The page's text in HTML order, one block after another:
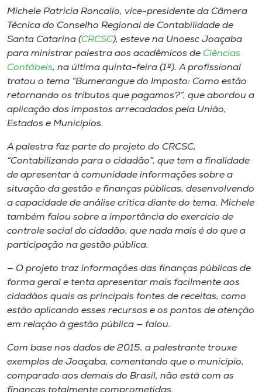
Unoesc
Store
Selecione
A-
Michele Patricia Roncalio, vice-presidente da Câmera
Técnica do Conselho Regional de Contabilidade de
Santa Catarina (CRCSC), esteve na Unoesc Joaçaba
para ministrar palestra aos acadêmicos de Ciências
Contábeis, na última quinta-feira (1º). A profissional
tratou o tema “Bumerangue do Imposto: Como estão
retornando os tributos que pagamos?”, que abordou a
aplicação dos impostos arrecadados pela União,
Estados e Municípios.
A palestra faz parte do projeto do CRCSC,
“Contabilizando para o cidadão”, que tem a finalidade
de apresentar à comunidade informações sobre a
situação da gestão e finanças públicas, desenvolvendo
a capacidade de análise crítica diante do tema. Michele
também falou sobre a importância do exercício de
controle social do cidadão, que nada mais é do que a
participação na gestão pública.
— O projeto traz informações das finanças públicas de
forma geral e tenta apresentar mais facilmente aos
cidadãos quais as principais fontes de receitas, como
estão aplicando esses recursos e os pontos de atenção
em relação à gestão pública — falou.
Com base nos dados de 2015, a palestrante trouxe
exemplos de Joaçaba, comentando que o município,
comparado aos demais do Brasil, não está com as